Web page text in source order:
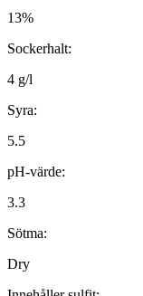
13%
Sockerhalt:
4 g/l
Syra:
5.5
pH-värde:
3.3
Sötma:
Dry